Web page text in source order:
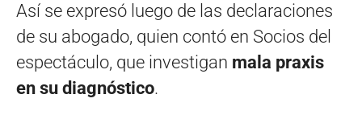
Así se expresó luego de las declaraciones
de su abogado, quien contó en Socios del
espectáculo, que investigan mala praxis
en su diagnóstico.